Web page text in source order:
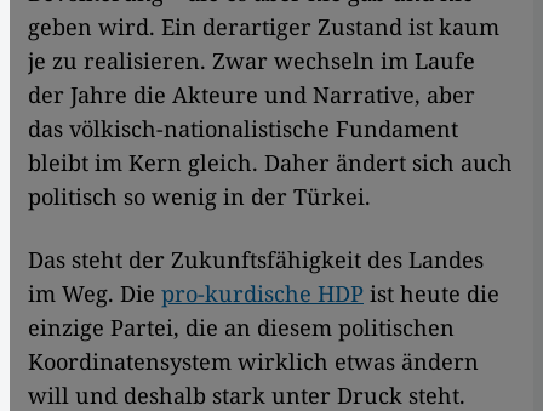
geben wird. Ein derartiger Zustand ist kaum
je zu realisieren. Zwar wechseln im Laufe
der Jahre die Akteure und Narrative, aber
das völkisch-nationalistische Fundament
bleibt im Kern gleich. Daher ändert sich auch
politisch so wenig in der Türkei.
Das steht der Zukunftsfähigkeit des Landes
im Weg. Die pro-kurdische HDP ist heute die
einzige Partei, die an diesem politischen
Koordinatensystem wirklich etwas ändern
will und deshalb stark unter Druck steht.